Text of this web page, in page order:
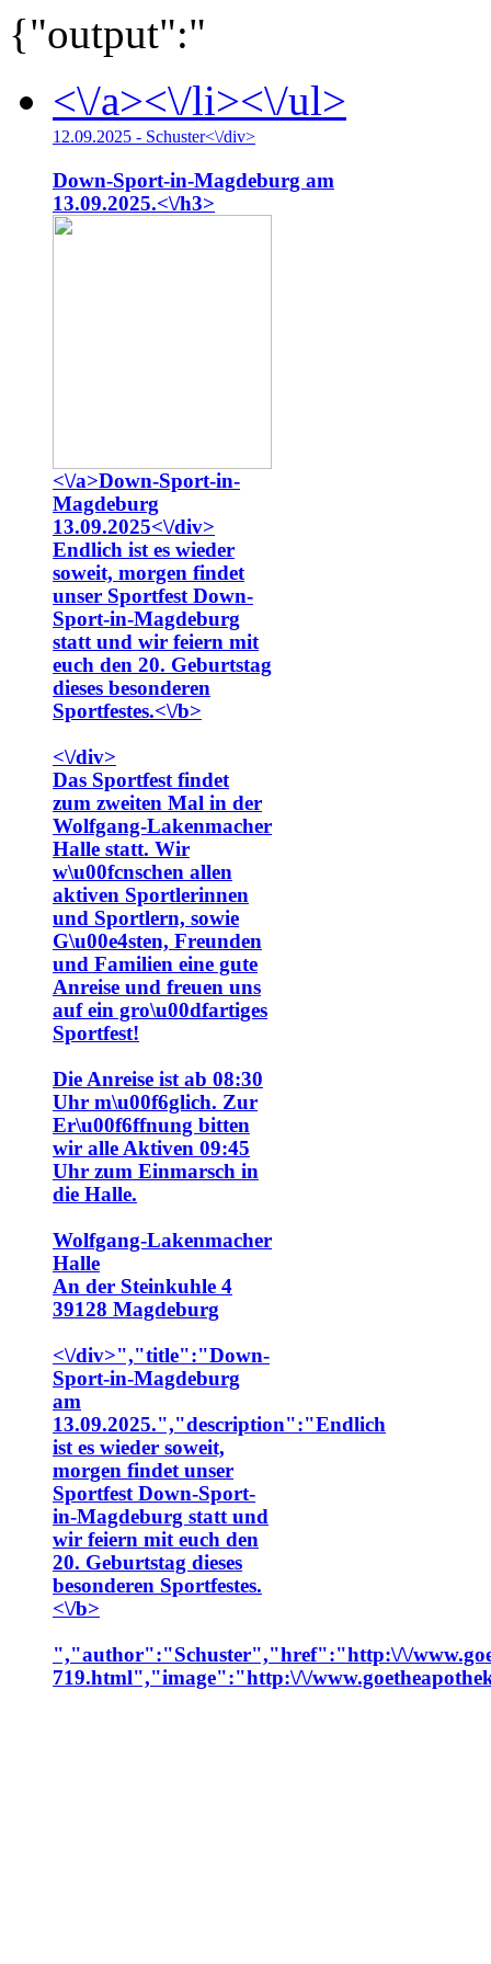
{"output":"
<\/a><\/li><\/ul>
12.09.2025 - Schuster<\/div>
Down-Sport-in-Magdeburg am
13.09.2025.<\/h3>
<\/a>Down-Sport-in-
Magdeburg
13.09.2025<\/div>
Endlich ist es wieder
soweit, morgen findet
unser Sportfest Down-
Sport-in-Magdeburg
statt und wir feiern mit
euch den 20. Geburtstag
dieses besonderen
Sportfestes.<\/b>
<\/div>
Das Sportfest findet
zum zweiten Mal in der
Wolfgang-Lakenmacher
Halle statt. Wir
w\u00fcnschen allen
aktiven Sportlerinnen
und Sportlern, sowie
G\u00e4sten, Freunden
und Familien eine gute
Anreise und freuen uns
auf ein gro\u00dfartiges
Sportfest!
Die Anreise ist ab 08:30
Uhr m\u00f6glich. Zur
Er\u00f6ffnung bitten
wir alle Aktiven 09:45
Uhr zum Einmarsch in
die Halle.
Wolfgang-Lakenmacher
Halle
An der Steinkuhle 4
39128 Magdeburg
<\/div>","title":"Down-
Sport-in-Magdeburg
am
13.09.2025.","description":"Endlich
ist es wieder soweit,
morgen findet unser
Sportfest Down-Sport-
in-Magdeburg statt und
wir feiern mit euch den
20. Geburtstag dieses
besonderen Sportfestes.
<\/b>
","author":"Schuster","href":"http:\/\/
719.html","image":"http:\/\/